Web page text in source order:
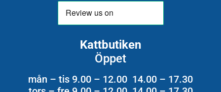
Kattbutiken
Öppet
mån – tis 9.00 – 12.00 14.00 – 17.30